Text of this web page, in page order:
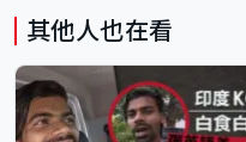
其他人也在看